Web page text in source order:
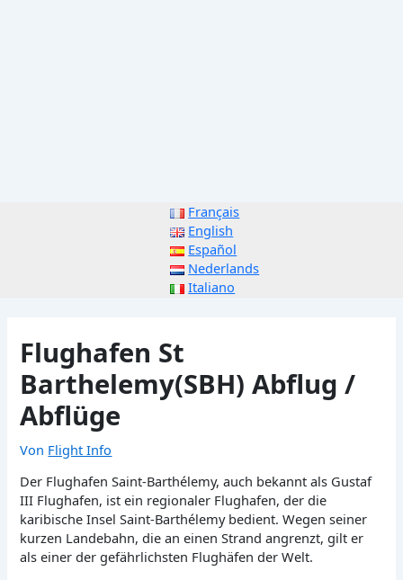
Français
English
Español
Nederlands
Italiano
Flughafen St
Barthelemy(SBH) Abflug /
Abflüge
Von Flight Info
Der Flughafen Saint-Barthélemy, auch bekannt als Gustaf
III Flughafen, ist ein regionaler Flughafen, der die
karibische Insel Saint-Barthélemy bedient. Wegen seiner
kurzen Landebahn, die an einen Strand angrenzt, gilt er
als einer der gefährlichsten Flughäfen der Welt.